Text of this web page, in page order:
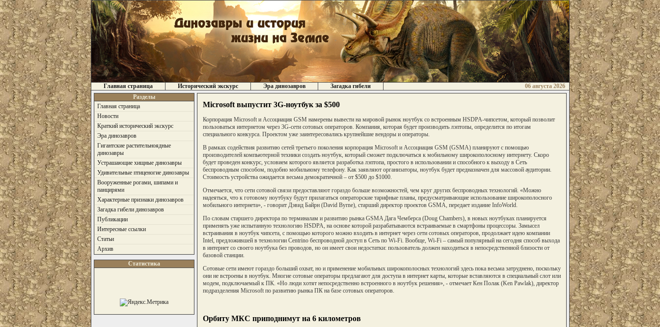
Главная страница Исторический экскурс Эра динозавров Загадка гибели
06 августа 2026
Разделы
Главная страница
Новости
Краткий исторический экскурс
Эра динозавров
Гигантские растительноядные
динозавры
Устрашающие хищные динозавры
Удивительные птиценогие динозавры
Вооруженные рогами, шипами и
панцирями
Характерные признаки динозавров
Загадка гибели динозавров
Публикации
Интересные ссылки
Статьи
Архив
Статистика
Microsoft выпустит 3G-ноутбук за $500
Корпорация Microsoft и Ассоциация GSM намерены вывести на мировой рынок ноутбук со встроенным HSDPA-чипсетом, который позволит
пользоваться интернетом через 3G-сети сотовых операторов. Компания, которая будет производить лэптопы, определится по итогам
специального конкурса. Проектом уже заинтересовались крупнейшие вендоры и операторы.
В рамках содействия развитию сетей третьего поколения корпорация Microsoft и Ассоциация GSM (GSMA) планируют с помощью
производителей компьютерной техники создать ноутбук, который сможет подключаться к мобильному широкополосному интернету. Скоро
будет проведен конкурс, условием которого является разработка лэптопа, простого в использовании и способного к выходу в Сеть
беспроводным способом, подобно мобильному телефону. Как заявляют организаторы, ноутбук будет предназначен для массовой аудитории.
Стоимость устройства ожидается весьма демократичной – от $500 до $1000.
Отмечается, что сети сотовой связи предоставляют гораздо больше возможностей, чем круг других беспроводных технологий. «Можно
надеяться, что к готовому ноутбуку будут прилагаться операторские тарифные планы, предусматривающие использование широкополосного
мобильного интернета», - говорит Дэвид Байрн (David Byrne), старший директор проектов GSMA, передает издание InfoWorld.
По словам старшего директора по терминалам и развитию рынка GSMA Дага Чемберса (Doug Chambers), в новых ноутбуках планируется
применять уже испытанную технологию HSDPA, на основе которой разрабатываются встраиваемые в смартфоны процессоры. Замысел
встраивания в ноутбук чипсета, с помощью которого можно входить в интернет через сети сотовых операторов, продолжает идею компании
Intel, предложившей в технологии Centrino беспроводной доступ в Сеть по Wi-Fi. Вообще, Wi-Fi – самый популярный на сегодня способ выхода
в интернет со своего ноутбука без проводов, но он имеет свои недостатки: пользователь должен находиться в непосредственной близости от
базовой станции.
Сотовые сети имеют гораздо больший охват, но и применение мобильных широкополосных технологий здесь пока весьма затруднено, поскольку
они не встроены в ноутбук. Многие сотовые операторы предлагают для доступа в интернет карты, которые вставляются в специальный слот или
модем, подключаемый к ПК. «Но люди хотят непосредственно встроенного в ноутбук решения», - отмечает Кен Полак (Ken Pawlak), директор
подразделения Microsoft по развитию рынка ПК на базе сотовых операторов.
Орбиту МКС приподнимут на 6 километров